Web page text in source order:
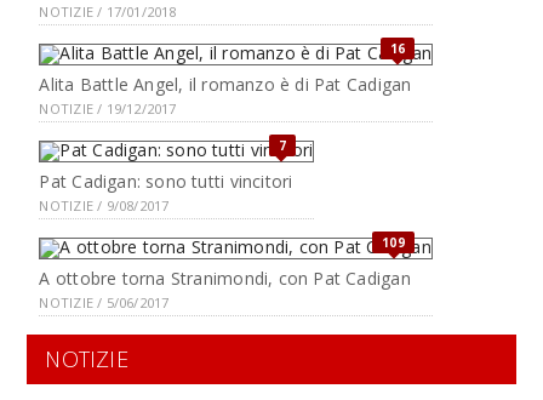
NOTIZIE / 17/01/2018
16
Alita Battle Angel, il romanzo è di Pat Cadigan
NOTIZIE / 19/12/2017
7
Pat Cadigan: sono tutti vincitori
NOTIZIE / 9/08/2017
109
A ottobre torna Stranimondi, con Pat Cadigan
NOTIZIE / 5/06/2017
NOTIZIE